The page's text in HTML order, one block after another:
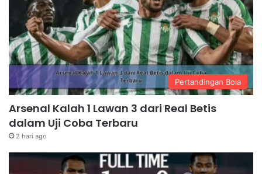
Pertandingan Bola
Arsenal Kalah 1 Lawan 3 dari Real Betis
dalam Uji Coba Terbaru
2 hari ago